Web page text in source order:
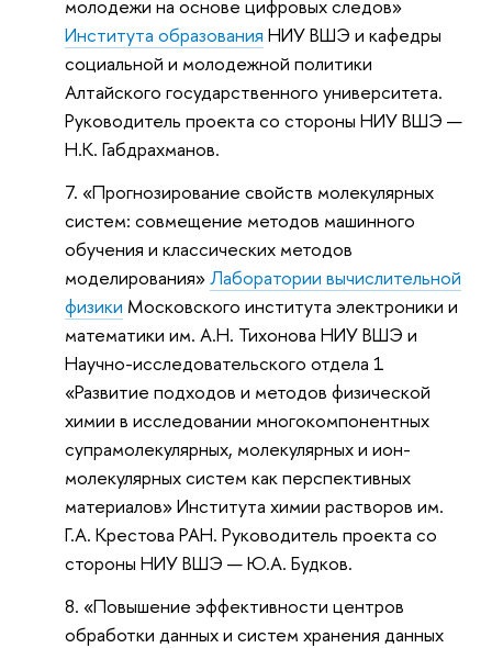
молодежи на основе цифровых следов»
Института образования НИУ ВШЭ и кафедры
социальной и молодежной политики
Алтайского государственного университета.
Руководитель проекта со стороны НИУ ВШЭ —
Н.К. Габдрахманов.
«Прогнозирование свойств молекулярных
систем: совмещение методов машинного
обучения и классических методов
моделирования»Лаборатории вычислительной
физики Московского института электроники и
математики им. А.Н. Тихонова НИУ ВШЭ и
Научно-исследовательского отдела 1
«Развитие подходов и методов физической
химии в исследовании многокомпонентных
супрамолекулярных, молекулярных и ион-
молекулярных систем как перспективных
материалов» Института химии растворов им.
Г.А. Крестова РАН. Руководитель проекта со
стороны НИУ ВШЭ — Ю.А. Будков.
«Повышение эффективности центров
обработки данных и систем хранения данных